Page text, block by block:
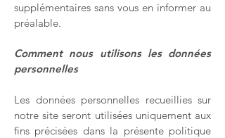
supplémentaires sans vous en informer au
préalable.
Comment nous utilisons les données
personnelles
Les données personnelles recueillies sur
notre site seront utilisées uniquement aux
fins précisées dans la présente politique